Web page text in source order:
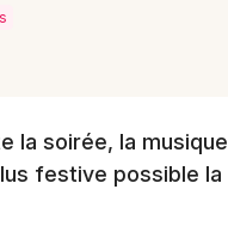
la soirée, la musique
festive possible la